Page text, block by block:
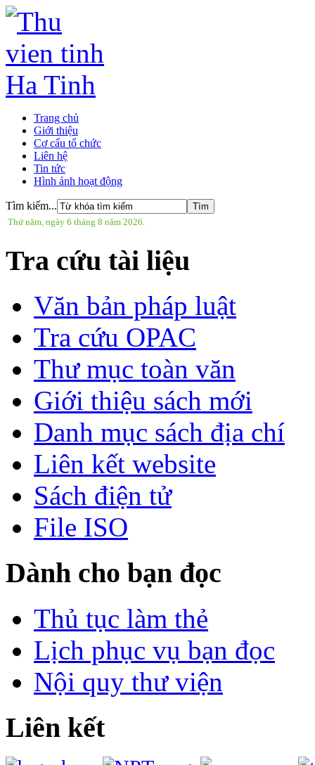
Trang chủ
Giới thiệu
Cơ cấu tổ chức
Liên hệ
Tin tức
Hình ảnh hoạt động
Tìm kiếm...
Thứ năm, ngày 6 tháng 8 năm 2026.
Tra cứu tài liệu
Văn bản pháp luật
Tra cứu OPAC
Thư mục toàn văn
Giới thiệu sách mới
Danh mục sách địa chí
Liên kết website
Sách điện tử
File ISO
Dành cho bạn đọc
Thủ tục làm thẻ
Lịch phục vụ bạn đọc
Nội quy thư viện
Liên kết